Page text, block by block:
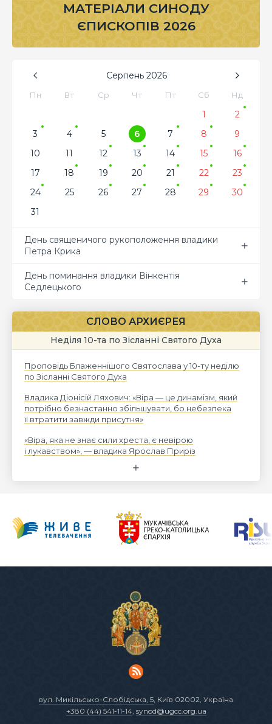
МАТЕРІАЛИ СИНОДУ
ЄПИСКОПІВ 2026
Серпень 2026
Пн Вт Ср Чт Пт Сб Нд
1
2
3
4 5 6 7 8
9
10
11 12 13 14 15
16
17
18 19 20 21 22
23
24
25 26 27 28 29
30
31
День священичого рукоположення владики
Петра Крика
День поминання владики Вінкентія
Седлецького
СЛОВО АРХИЄРЕЯ
Неділя 10-та по Зісланні Святого Духа
Проповідь Блаженнішого Святослава у 10-ту неділю
по Зісланні Святого Духа
Владика Діонісій Ляхович: «Віра — це динамізм, який
потрібно безнастанно збільшувати, бо небезпека
її втратити завжди присутня»
«Віра, яка не знає сили хреста, є невірою
і лукавством», — владика Ярослав Приріз
вул. Микільсько-Слобідська, 5 , Київ 02002, Україна
+380 (44) 541-11-14, synod@ugcc.org.ua